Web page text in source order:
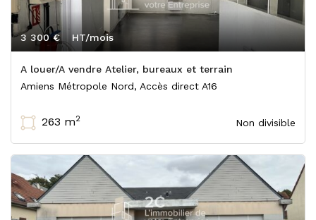
A louer/A vendre Atelier, bureaux et terrain
Non divisible
3 300 € HT/mois
Amiens Métropole Nord, Accès direct A16
263 m2